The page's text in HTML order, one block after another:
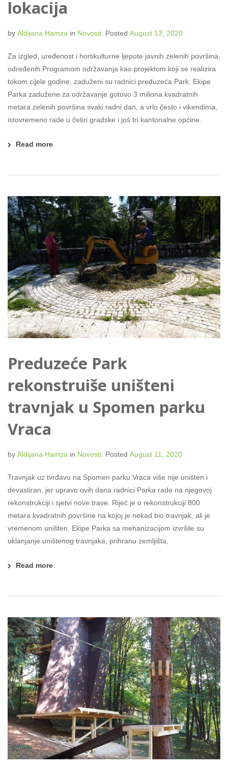
lokacija
by Aldijana Hamza in Novosti. Posted August 13, 2020
Za izgled, uređenost i hortikulturne ljepote javnih zelenih površina,
određenih Programom održavanja kao projektom koji se realizira
tokom cijele godine, zaduženi su radnici preduzeća Park. Ekipe
Parka zadužene za održavanje gotovo 3 miliona kvadratnih
metara zelenih površina svaki radni dan, a vrlo često i vikendima,
istovremeno rade u četiri gradske i još tri kantonalne općine.
Read more
Preduzeće Park
rekonstruiše uništeni
travnjak u Spomen parku
Vraca
by Aldijana Hamza in Novosti Posted August 11, 2020
Travnjak uz tvrđavu na Spomen parku Vraca više nije uništen i
devastiran, jer upravo ovih dana radnici Parka rade na njegovoj
rekonstrukciji i sjetvi nove trave. Riječ je o rekonstrukciji 800
metara kvadratnih površine na kojoj je nekad bio travnjak, ali je
vremenom uništen. Ekipe Parka sa mehanizacijom izvršile su
uklanjanje uništenog travnjaka, prihranu zemljišta,
Read more